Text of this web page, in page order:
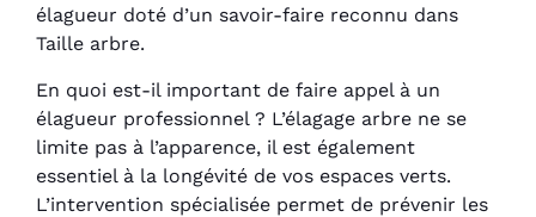
élagueur doté d’un savoir-faire reconnu dans
Taille arbre.
En quoi est-il important de faire appel à un
élagueur professionnel ? L’élagage arbre ne se
limite pas à l’apparence, il est également
essentiel à la longévité de vos espaces verts.
L’intervention spécialisée permet de prévenir les